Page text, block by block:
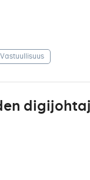
Vastuullisuus